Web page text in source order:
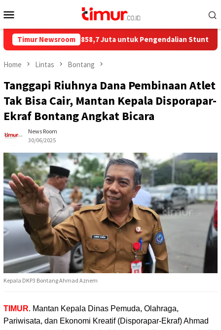
to
Menu
Timur Newsroom
Salurkan Rp858,7 Juta untuk Pengendalian Stunting di Kota
Home Lintas Bontang
Tanggapi Riuhnya Dana Pembinaan Atlet
Tak Bisa Cair, Mantan Kepala Disporapar-
Ekraf Bontang Angkat Bicara
News Room
30/06/2025
Kepala DKP3 Bontang Ahmad Aznem
TIMUR. Mantan Kepala Dinas Pemuda, Olahraga,
Pariwisata, dan Ekonomi Kreatif (Disporapar-Ekraf)Ahmad